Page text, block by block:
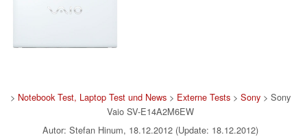
> Notebook Test, Laptop Test und News> Externe Tests> Sony> Sony
Vaio SV-E14A2M6EW
Autor: Stefan Hinum, 18.12.2012 (Update: 18.12.2012)